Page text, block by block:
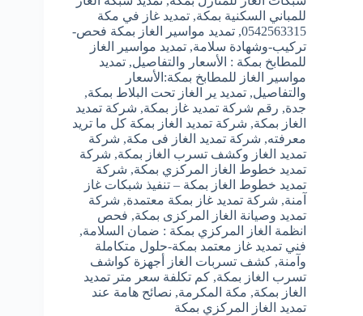
للمباني السكنية بمكة, تمديد غاز في مكة
0542563315
, تمديد مواسير الغاز بمكة فحص-
تركيب-وشهادة سلامة, تمديد مواسير الغاز
للمطابخ بمكة : الأسعار والتفاصيل, تمديد
مواسير الغاز للمطابخ بمكة:الأسعار
والتفاصيل, تمديد ير الغاز تحت البلاط بمكة,
جدة, رقم شركة تمديد غاز بمكة, شركة تمديد
الغاز بمكة, شركة تمديد الغاز بمكة كل ما تريد
معرفته, شركة تمديد الغاز فى مكة, شركة
تمديد الغاز وكشف تسرب الغاز بمكة, شركة
تمديد خطوط الغاز المركزي بمكة, شركة
تمديد خطوط الغاز بمكة – تنفيذ شبكات غاز
آمنة, شركة تمديد غاز بمكة معتمدة, شركة
تمديد وصيانة الغاز المركزى بمكة, فحص
انظمة الغاز المركزي بمكة : ضمان السلامة,
فني تمديد غاز معتمد بمكة-حلول متكاملة
وآمنة, كشف تسربات الغاز أجهزة كواشف
تسرب الغاز بمكة, كم تكلفة سعر متر تمديد
الغاز بمكة, مكة المكرمة, نصائح هامة عند
تمديد الغاز المركزي بمكة